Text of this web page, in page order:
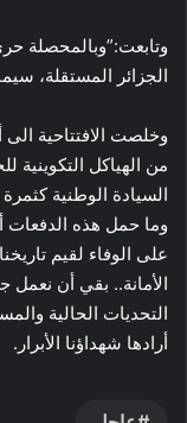
وتابعت:”وبالمحصلة
الجزائر المستقلة،
وخلصت الافتتاحية
من الهياكل
السيادة الوطنية
وما حمل هذه الدفعات
على الوفاء لقيم
الأمانة.. بقي أن نعمل
التحديات الحالية
أرادها شهداؤنا الأبرار.